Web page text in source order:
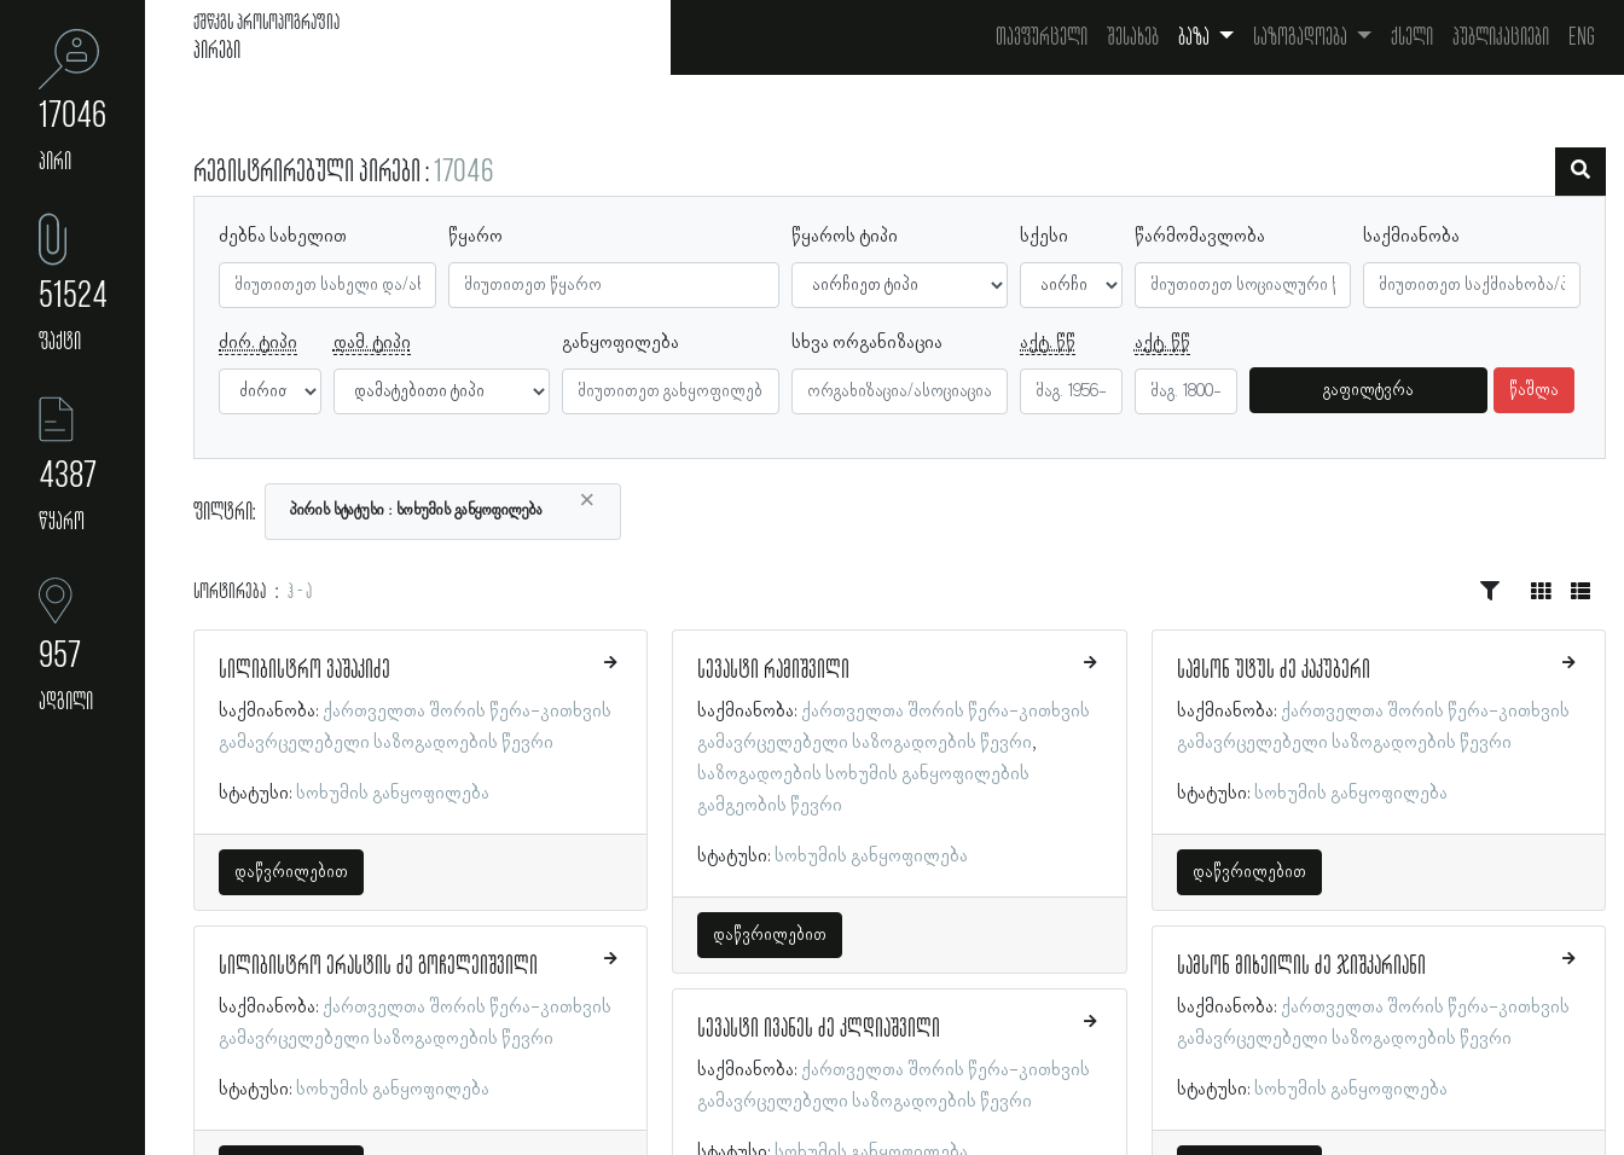
17046
პირი
51524
ფაქტი
4387
წყარო
957
ადგილი
ქშწკგს პროსოპოგრაფია
პირები თავფურცელი შესახებ ბაზა საზოგადოება ქსელი პუბლიკაციები Eng
რეგისტრირებული პირები 17046
ძებნა სახელით წყარო წყაროს ტიპი სქესი წარმომავლობა საქმიანობა
ძირ. ტიპი დამ. ტიპი განყოფილება სხვა ორგანიზაცია აქტ. წწ აქტ. წწ
გაფილტვრა წაშლა
ფილტრი: ×
პირის სტატუსი სოხუმის განყოფილება
სორტირება ჰ - ა
სილიბისტრო ვაშაკიძე
საქმიანობა: ქართველთა შორის წერა-კითხვის
გამავრცელებელი საზოგადოების წევრი
სტატუსი: სოხუმის განყოფილება
დაწვრილებით
სილიბისტრო ერასტის ძე გოჩელეიშვილი
საქმიანობა: ქართველთა შორის წერა-კითხვის
გამავრცელებელი საზოგადოების წევრი
სტატუსი: სოხუმის განყოფილება
სევასტი რამიშვილი
საქმიანობა: ქართველთა შორის წერა-კითხვის
გამავრცელებელი საზოგადოების წევრი
საზოგადოების სოხუმის განყოფილების
გამგეობის წევრი
სტატუსი: სოხუმის განყოფილება
დაწვრილებით
სევასტი ივანეს ძე კლდიაშვილი
საქმიანობა: ქართველთა შორის წერა-კითხვის
გამავრცელებელი საზოგადოების წევრი
სამსონ უტუს ძე კაკუბერი
საქმიანობა: ქართველთა შორის წერა-კითხვის
გამავრცელებელი საზოგადოების წევრი
სტატუსი: სოხუმის განყოფილება
დაწვრილებით
სამსონ მიხეილის ძე ჯიშკარიანი
საქმიანობა: ქართველთა შორის წერა-კითხვის
გამავრცელებელი საზოგადოების წევრი
სტატუსი: სოხუმის განყოფილება